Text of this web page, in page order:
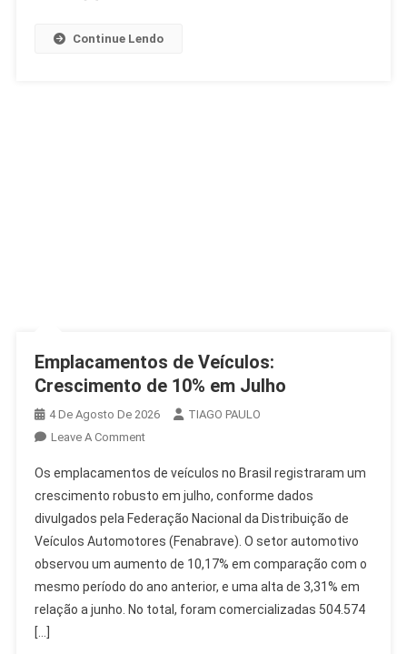
Continue Lendo
Emplacamentos de Veículos:
Crescimento de 10% em Julho
4 De Agosto De 2026
TIAGO PAULO
Leave A CommentOn
De
Veículos:
Crescimento
De
10%
Em
Julho
Os emplacamentos de veículos no Brasil registraram um
crescimento robusto em julho, conforme dados
divulgados pela Federação Nacional da Distribuição de
Veículos Automotores (Fenabrave). O setor automotivo
observou um aumento de 10,17% em comparação com o
mesmo período do ano anterior, e uma alta de 3,31% em
relação a junho. No total, foram comercializadas 504.574
[…]